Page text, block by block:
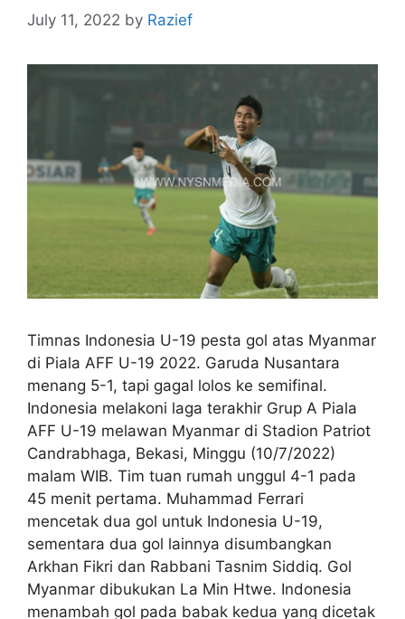
July 11, 2022 by Razief
Timnas Indonesia U-19 pesta gol atas Myanmar
di Piala AFF U-19 2022. Garuda Nusantara
menang 5-1, tapi gagal lolos ke semifinal.
Indonesia melakoni laga terakhir Grup A Piala
AFF U-19 melawan Myanmar di Stadion Patriot
Candrabhaga, Bekasi, Minggu (10/7/2022)
malam WIB. Tim tuan rumah unggul 4-1 pada
45 menit pertama. Muhammad Ferrari
mencetak dua gol untuk Indonesia U-19,
sementara dua gol lainnya disumbangkan
Arkhan Fikri dan Rabbani Tasnim Siddiq. Gol
Myanmar dibukukan La Min Htwe. Indonesia
menambah gol pada babak kedua yang dicetak